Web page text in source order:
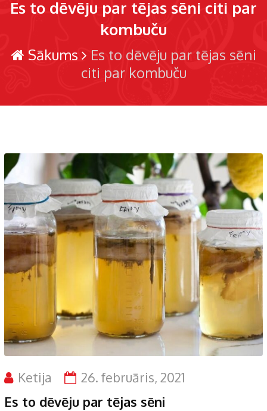
Es to dēvēju par tējas sēni citi par
kombuču
Sākums
Es to dēvēju par tējas sēni
citi par kombuču
Ketija 26. februāris, 2021
Es to dēvēju par tējas sēni